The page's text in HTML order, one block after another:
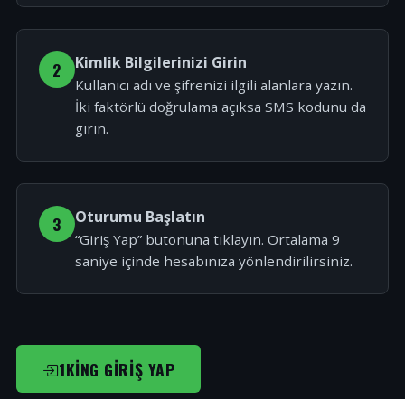
2 Kimlik Bilgilerinizi Girin
Kullanıcı adı ve şifrenizi ilgili alanlara yazın.
İki faktörlü doğrulama açıksa SMS kodunu da
girin.
3 Oturumu Başlatın
“Giriş Yap” butonuna tıklayın. Ortalama 9
saniye içinde hesabınıza yönlendirilirsiniz.
1KING GIRIŞ YAP